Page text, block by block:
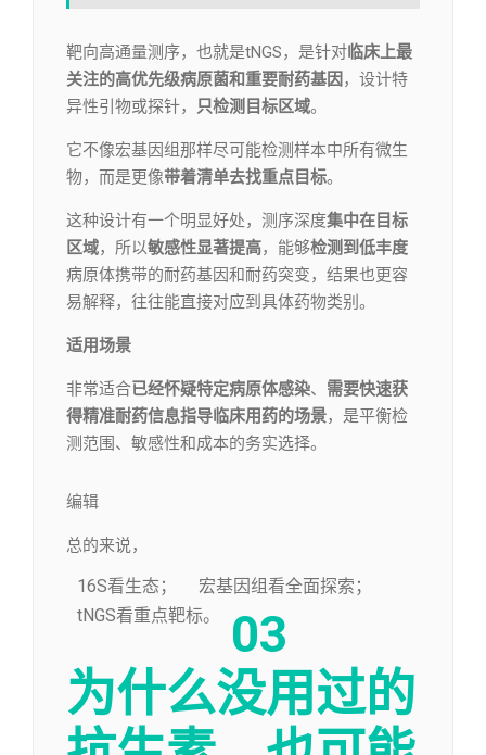
靶向高通量测序，也就是tNGS，是针对 临床上最
关注的高优先级病原菌和重要耐药基因 ，设计特
异性引物或探针，
只检测目标区域。
它不像宏基因组那样尽可能检测样本中所有微生
物，而是更像带着清单去找重点目标。
这种设计有一个明显好处，测序深度集中在目标
区域，所以敏感性显著提高，能够检测到低丰度
病原体携带的耐药基因和耐药突变，结果也更容
易解释，往往能直接对应到具体药物类别。
适用场景
非常适合已经怀疑特定病原体感染、 需要快速获
得精准耐药信息指导临床用药的场景，是平衡检
测范围、敏感性和成本的务实选择。
编辑​
总的来说，
16S看生态；
宏基因组看全面探索；
tNGS看重点靶标。
03
为什么没用过的